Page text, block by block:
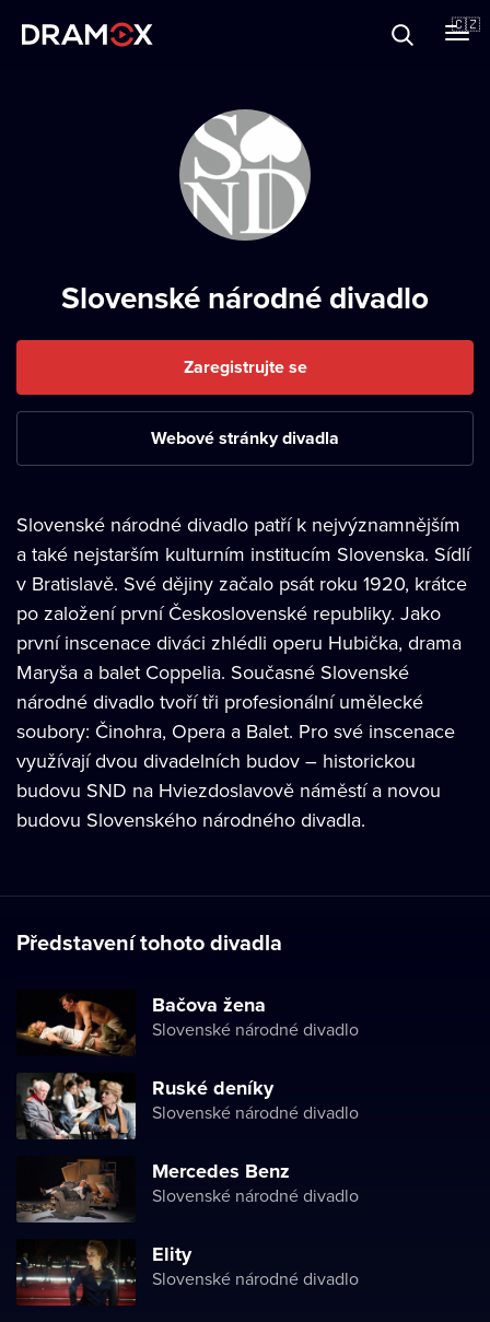
🇨🇿
Slovenské národné divadlo
Zaregistrujte se
Webové stránky divadla
Slovenské národné divadlo patří k nejvýznamnějším
a také nejstarším kulturním institucím Slovenska. Sídlí
v Bratislavě. Své dějiny začalo psát roku 1920, krátce
po založení první Československé republiky. Jako
první inscenace diváci zhlédli operu Hubička, drama
Maryša a balet Coppelia. Současné Slovenské
národné divadlo tvoří tři profesionální umělecké
soubory: Činohra, Opera a Balet. Pro své inscenace
využívají dvou divadelních budov – historickou
budovu SND na Hviezdoslavově náměstí a novou
budovu Slovenského národného divadla.
Představení tohoto divadla
Bačova žena
Slovenské národné divadlo
Ruské deníky
Slovenské národné divadlo
Mercedes Benz
Slovenské národné divadlo
Elity
Slovenské národné divadlo